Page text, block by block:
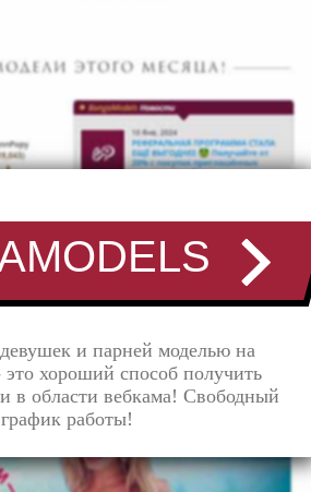
и парней моделью на
хороший способ получить
в области вебкама! Свободный
график работы!